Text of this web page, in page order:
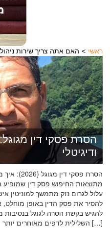
ראשי ?האם אתה צריך שירות ניהול
הסרת פסקי דין
ודיגיטלי
הסרת פסקי
מתוצאות החיפוש פסק דין שמופיע
עלול לגרום נזק מתמשך למוניטין
להסיר את פסק הדין באופן מוחלט,
להגיש בקשת הסרה לגוגל בנסיבות
השלילית לדפים מאוחרים יותר […]